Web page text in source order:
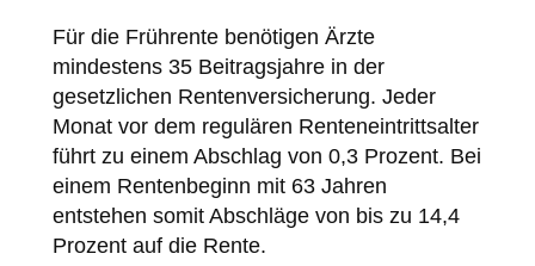
Für die Frührente benötigen Ärzte
mindestens 35 Beitragsjahre in der
gesetzlichen Rentenversicherung. Jeder
Monat vor dem regulären Renteneintrittsalter
führt zu einem Abschlag von 0,3 Prozent. Bei
einem Rentenbeginn mit 63 Jahren
entstehen somit Abschläge von bis zu 14,4
Prozent auf die Rente.